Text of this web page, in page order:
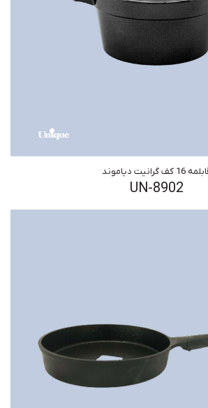
16 کف گرانیت دیاموند
UN-8902